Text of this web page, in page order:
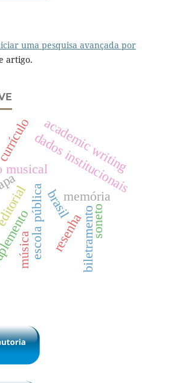
uma pesquisa avançada por
artigo.
musical
brasil
resenha
escola pública
currículo
memória
dados institucionais
biletramento
música
soneto
academic writing